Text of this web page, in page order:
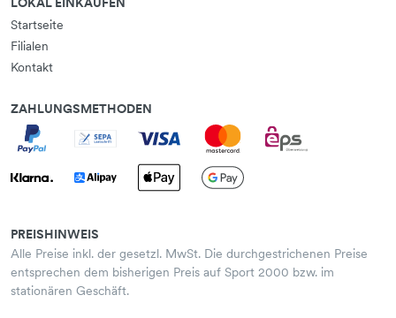
Startseite
Filialen
Kontakt
ZAHLUNGSMETHODEN
PREISHINWEIS
Alle Preise inkl. der gesetzl. MwSt. Die durchgestrichenen Preise
entsprechen dem bisherigen Preis auf Sport 2000 bzw. im
stationären Geschäft.